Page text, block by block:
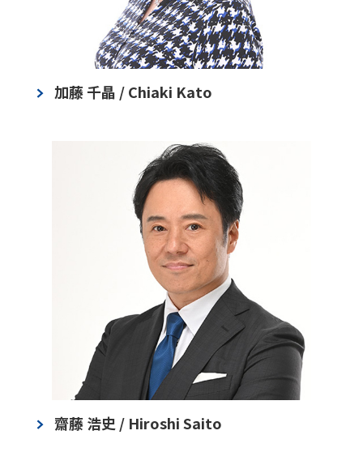
加藤 千晶 / Chiaki Kato
齋藤 浩史 / Hiroshi Saito